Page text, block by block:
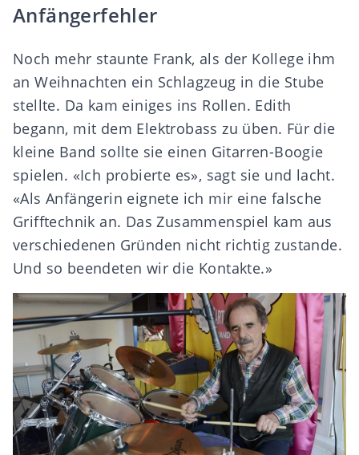
Anfängerfehler
Noch mehr staunte Frank, als der Kollege ihm
an Weihnachten ein Schlagzeug in die Stube
stellte. Da kam einiges ins Rollen. Edith
begann, mit dem Elektrobass zu üben. Für die
kleine Band sollte sie einen Gitarren-Boogie
spielen. «Ich probierte es», sagt sie und lacht.
«Als Anfängerin eignete ich mir eine falsche
Grifftechnik an. Das Zusammenspiel kam aus
verschiedenen Gründen nicht richtig zustande.
Und so beendeten wir die Kontakte.»